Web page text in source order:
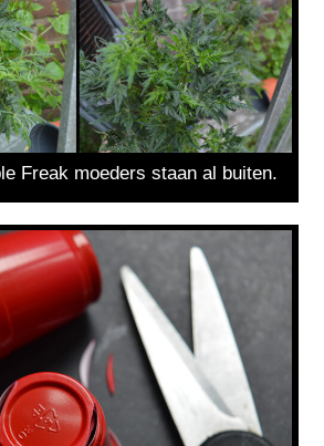
Freak moeders staan al buiten.